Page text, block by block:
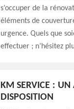
s’occuper de la
éléments de
urgence. Quels que
effectuer ; n’hésitez
KM SERVICE : UN
DISPOSITION